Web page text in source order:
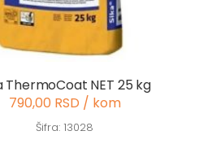
ThermoCoat NET 25 kg
790,00 RSD / kom
Šifra: 13028